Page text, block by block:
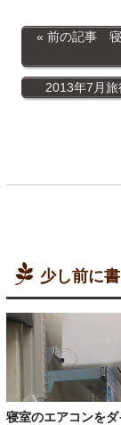
前の記事 寝
2013年7月
少し前に
寝室のエアコンを